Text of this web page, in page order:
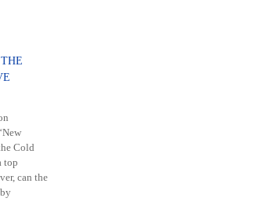
Cold
top
can the